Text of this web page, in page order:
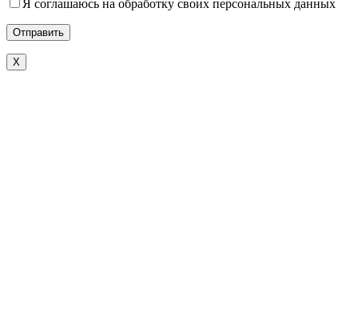
Я соглашаюсь на обработку своих персональных данных
X